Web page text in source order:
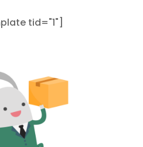
tid="1"]